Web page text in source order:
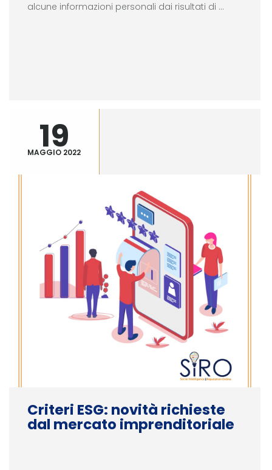
alcune informazioni personali dai risultati di ...
19
MAGGIO 2022
Criteri ESG: novità richieste
dal mercato imprenditoriale